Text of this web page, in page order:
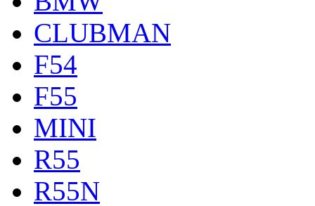
CLUBMAN
F54
F55
MINI
R55
R55N